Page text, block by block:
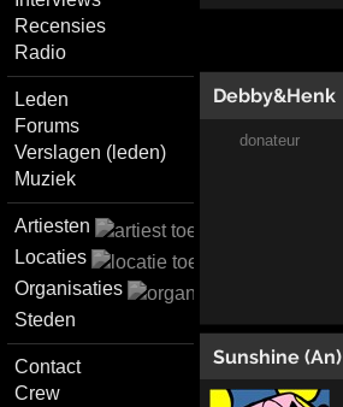
Recensies
Radio
Leden
Forums
Verslagen (leden)
Muziek
Artiesten
Locaties
Organisaties
Steden
Contact
Crew
Debby&Henk
donateur
Sunshine (An)